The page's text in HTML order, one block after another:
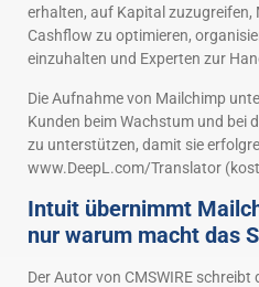
erhalten, auf Kapital zuzugreifen,
Cashflow zu optimieren,
einzuhalten und Experten zur
Die Aufnahme von Mailchimp
Kunden beim Wachstum und bei
zu unterstützen, damit sie
www.DeepL.com/Translator
Intuit übernimmt
nur warum macht das
Der Autor von CMSWIRE schreibt